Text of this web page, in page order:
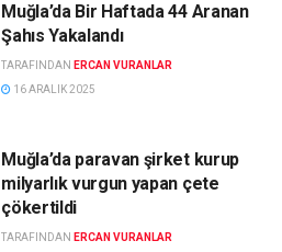
Muğla’da Bir Haftada 44 Aranan
Şahıs Yakalandı
TARAFINDAN ERCAN VURANLAR
16 ARALIK 2025
Muğla’da paravan şirket kurup
milyarlık vurgun yapan çete
çökertildi
TARAFINDAN ERCAN VURANLAR